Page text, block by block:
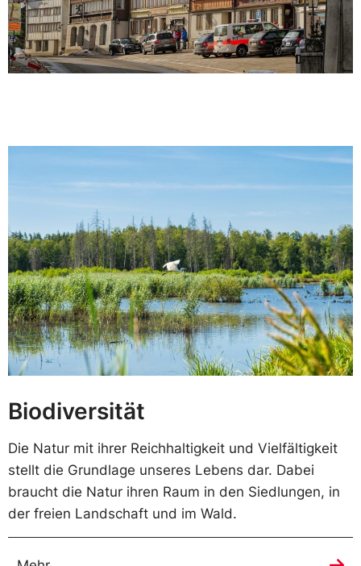
Biodiversität
Die Natur mit ihrer Reichhaltigkeit und Vielfältigkeit
stellt die Grundlage unseres Lebens dar. Dabei
braucht die Natur ihren Raum in den Siedlungen, in
der freien Landschaft und im Wald.